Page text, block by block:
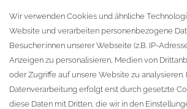
Warenkorb
Zur Kasse
KONTAKT
Fa. Steffen Jost
Söbrigener Weg 50
Wir verwenden Cookies und ähnliche
Website und verarbeiten personenbezogene
Besucher:innen unserer Webseite (z.B. IP-
Anzeigen zu personalisieren, Medien von
oder Zugriffe auf unsere Website zu analysieren.
Datenverarbeitung erfolgt erst durch gesetzte
diese Daten mit Dritten, die wir in den